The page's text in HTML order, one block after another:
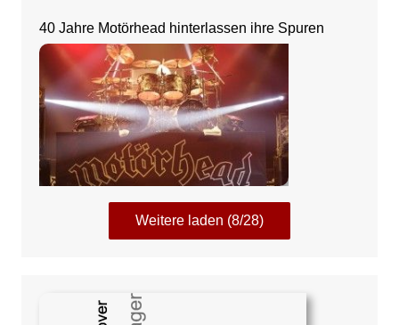
40 Jahre Motörhead hinterlassen ihre Spuren
Weitere laden (8/28)